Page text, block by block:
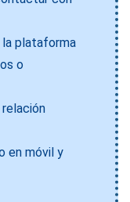
la plataforma
o
en móvil y